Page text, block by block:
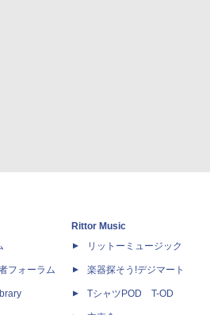
フォーラム
Rittor Music
リットーミュージック
楽器探そう!デジマート
TシャツPOD T-OD